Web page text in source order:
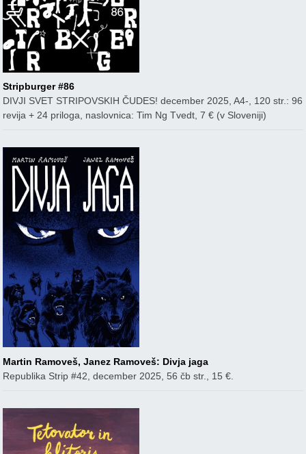
Stripburger #86
DIVJI SVET STRIPOVSKIH ČUDES! december 2025, A4-, 120 str.: 96
revija + 24 priloga, naslovnica: Tim Ng Tvedt, 7 € (v Sloveniji)
Martin Ramoveš, Janez Ramoveš: Divja jaga
Republika Strip #42, december 2025, 56 čb str., 15 €.